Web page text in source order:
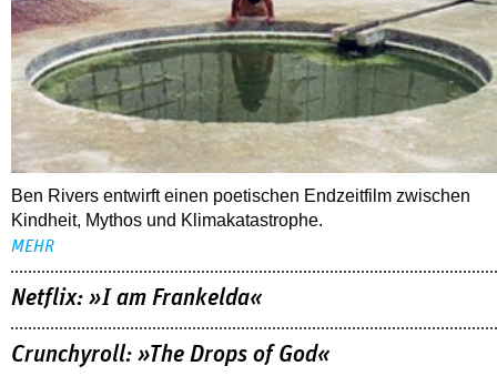
Ben Rivers entwirft einen poetischen Endzeitfilm zwischen
Kindheit, Mythos und Klimakatastrophe.
MEHR
Netflix: »I am Frankelda«
Crunchyroll: »The Drops of God«